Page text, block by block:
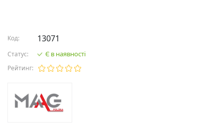
Код: 13071
Статус: Є в наявності
Рейтинг: